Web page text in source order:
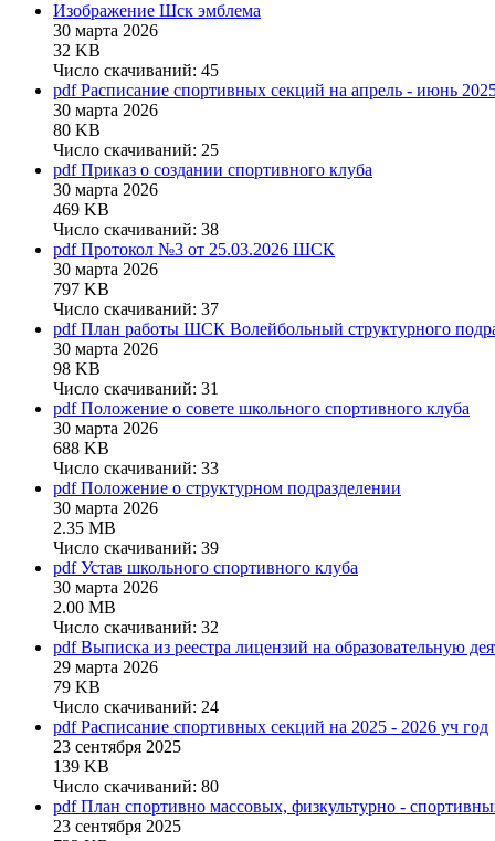
Изображение Шск эмблема
30 марта 2026
32 KB
Число скачиваний: 45
pdf Расписание спортивных секций на апрель - июнь
30 марта 2026
80 KB
Число скачиваний: 25
pdf Приказ о создании спортивного клуба
30 марта 2026
469 KB
Число скачиваний: 38
pdf Протокол №3 от 25.03.2026 ШСК
30 марта 2026
797 KB
Число скачиваний: 37
pdf План работы ШСК Волейбольный структурного
30 марта 2026
98 KB
Число скачиваний: 31
pdf Положение о совете школьного спортивного клуба
30 марта 2026
688 KB
Число скачиваний: 33
pdf Положение о структурном подразделении
30 марта 2026
2.35 MB
Число скачиваний: 39
pdf Устав школьного спортивного клуба
30 марта 2026
2.00 MB
Число скачиваний: 32
pdf Выписка из реестра лицензий на образовательную
29 марта 2026
79 KB
Число скачиваний: 24
pdf Расписание спортивных секций на 2025 - 2026 уч год
23 сентября 2025
139 KB
Число скачиваний: 80
pdf План спортивно массовых, физкультурно -
23 сентября 2025